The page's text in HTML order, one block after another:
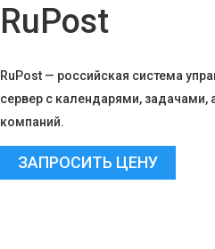
RuPost
RuPost — российская система
сервер с календарями,
компаний.
ЗАПРОСИТЬ ЦЕНУ